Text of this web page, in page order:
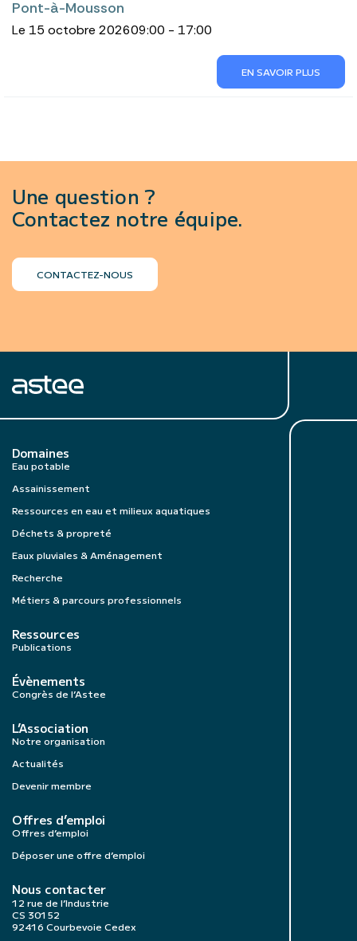
Pont-à-Mousson
Le 15 octobre 202609:00 - 17:00
EN SAVOIR PLUS
Une question ?
Contactez notre équipe.
CONTACTEZ-NOUS
Domaines
Eau potable
Assainissement
Ressources en eau et milieux aquatiques
Déchets & propreté
Eaux pluviales & Aménagement
Recherche
Métiers & parcours professionnels
Ressources
Publications
Évènements
Congrès de l’Astee
L’Association
Notre organisation
Actualités
Devenir membre
Offres d’emploi
Offres d’emploi
Déposer une offre d’emploi
Nous contacter
12 rue de l’Industrie
CS 30152
92416 Courbevoie Cedex